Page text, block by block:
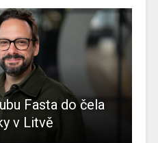
Fasta do čela
v Litvě